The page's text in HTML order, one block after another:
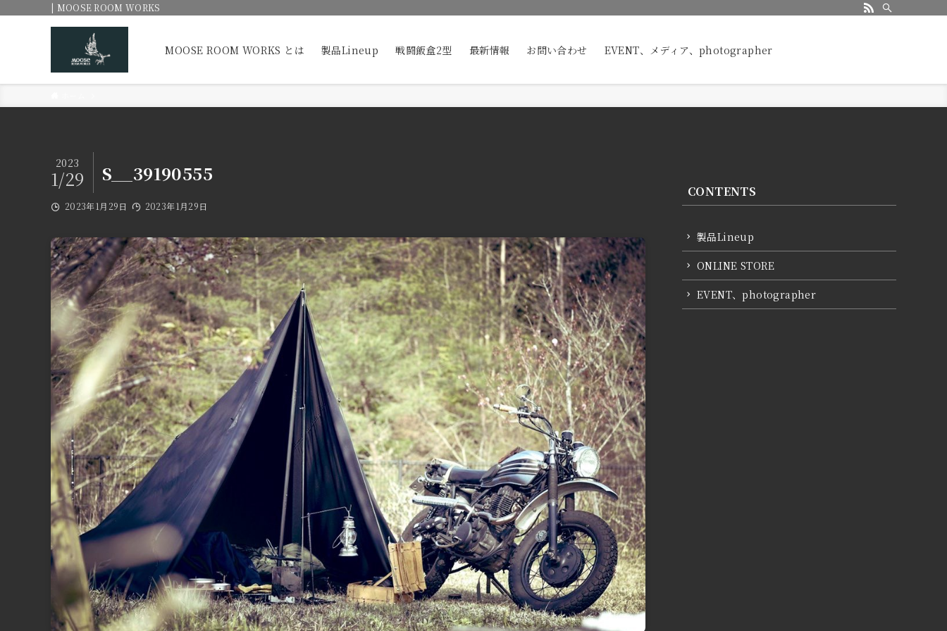
| MOOSE ROOM WORKS
MOOSE ROOM WORKS とは 製品Lineup 戦闘飯盒2型 最新情報 お問い合わせ EVENT、メディア、photographer
S__39190555
2023
1/29
2023年1月29日 2023年1月29日
CONTENTS
製品Lineup
ONLINE STORE
EVENT、photographer